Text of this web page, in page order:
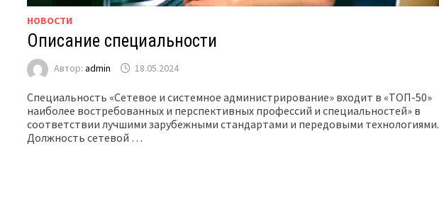
НОВОСТИ
Описание специальности
Автор:admin 18.05.2024
Специальность «Сетевое и системное администрирование» входит в «ТОП-50»
наиболее востребованных и перспективных профессий и специальностей» в
соответствии лучшими зарубежными стандартами и передовыми технологиями.
Должность сетевой …